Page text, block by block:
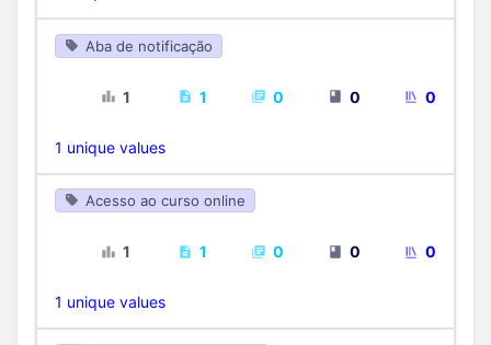
Aba de notificação
1 1 0 0 0
1 unique values
Acesso ao curso online
1 1 0 0 0
1 unique values